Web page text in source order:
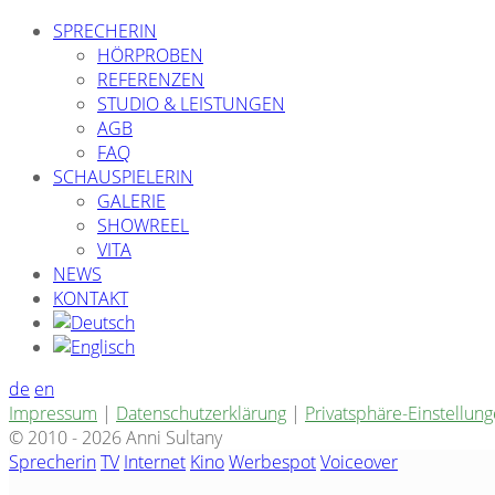
SPRECHERIN
HÖRPROBEN
REFERENZEN
STUDIO & LEISTUNGEN
AGB
FAQ
SCHAUSPIELERIN
GALERIE
SHOWREEL
VITA
NEWS
KONTAKT
de en
Impressum | Datenschutzerklärung | Privatsphäre-
© 2010 - 2026 Anni Sultany
SprecherinTV Internet KinoWerbespotVoiceover